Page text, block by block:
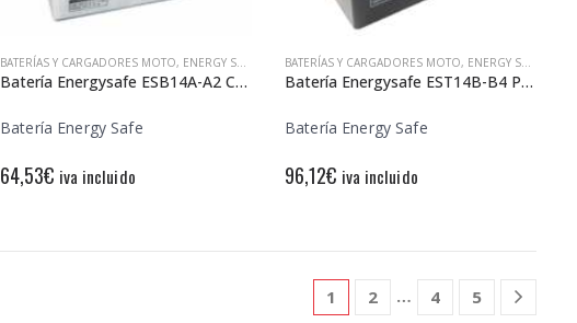
BATERÍAS Y CARGADORES MOTO, ENERGY SAFE
Batería Energysafe ESB14A-A2 Convencional
Batería Energy Safe
64,53€ iva incluido
BATERÍAS Y CARGADORES MOTO, ENERGY SAFE
Batería Energysafe EST14B-B4 Precargada
Batería Energy Safe
96,12€ iva incluido
1 2 … 4 5